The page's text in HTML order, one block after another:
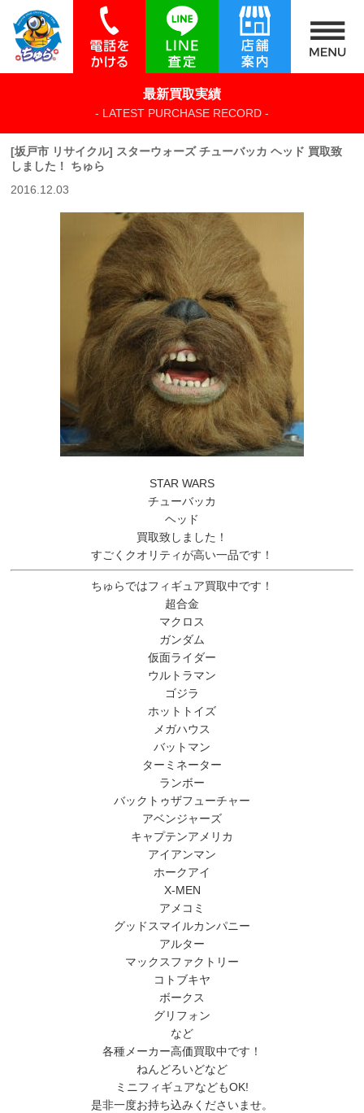
最新買取実績
- LATEST PURCHASE RECORD -
[坂戸市 リサイクル] スターウォーズ チューバッカ ヘッド 買取致
しました！ ちゅら
2016.12.03
STAR WARS
チューバッカ
ヘッド
買取致しました！
すごくクオリティが高い一品です！
ちゅらではフィギュア買取中です！
超合金
マクロス
ガンダム
仮面ライダー
ウルトラマン
ゴジラ
ホットトイズ
メガハウス
バットマン
ターミネーター
ランボー
バックトゥザフューチャー
アベンジャーズ
キャプテンアメリカ
アイアンマン
ホークアイ
X-MEN
アメコミ
グッドスマイルカンパニー
アルター
マックスファクトリー
コトブキヤ
ボークス
グリフォン
など
各種メーカー高価買取中です！
ねんどろいどなど
ミニフィギュアなどもOK!
是非一度お持ち込みくださいませ。